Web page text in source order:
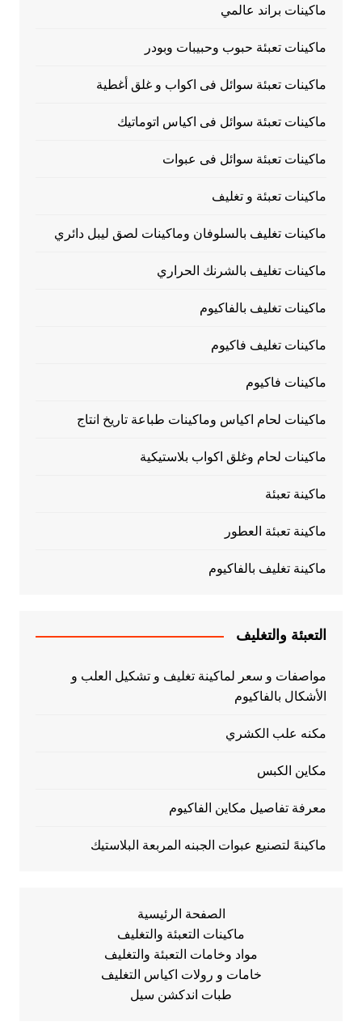
ماكينات براند عالمي
ماكينات تعبئة حبوب وحبيبات وبودر
ماكينات تعبئة سوائل فى اكواب و غلق أغطية
ماكينات تعبئة سوائل فى اكياس اتوماتيك
ماكينات تعبئة سوائل فى عبوات
ماكينات تعبئة و تغليف
ماكينات تغليف بالسلوفان وماكينات لصق ليبل دائري
ماكينات تغليف بالشرنك الحراري
ماكينات تغليف بالفاكيوم
ماكينات تغليف فاكيوم
ماكينات فاكيوم
ماكينات لحام اكياس وماكينات طباعة تاريخ انتاج
ماكينات لحام وغلق اكواب بلاستيكية
ماكينة تعبئة
ماكينة تعبئة العطور
ماكينة تغليف بالفاكيوم
التعبئة والتغليف
مواصفات و سعر لماكينة تغليف و تشكيل العلب و
الأشكال بالفاكيوم
مكنه علب الكشري
مكاين الكبس
معرفة تفاصيل مكاين الفاكيوم
ماكينهً لتصنيع عبوات الجبنه المربعة البلاستيك
الصفحة الرئيسية
ماكينات التعبئة والتغليف
مواد وخامات التعبئة والتغليف
خامات و رولات اكياس التغليف
طبات اندكشن سيل